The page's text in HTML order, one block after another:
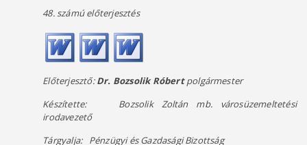
48. számú előterjesztés
Előterjesztő:Dr. Bozsolik Róbertpolgármester
Készítette:
Bozsolik Zoltán mb. városüzemeltetési
irodavezető
Tárgyalja: Pénzügyi és Gazdasági Bizottság